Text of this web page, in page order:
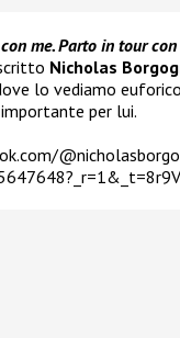
me. Parto in tour
Nicholas
lo vediamo
per lui.